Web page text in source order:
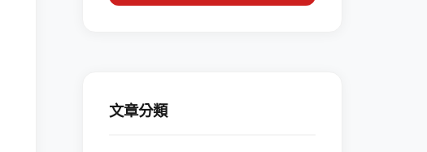
文章分類